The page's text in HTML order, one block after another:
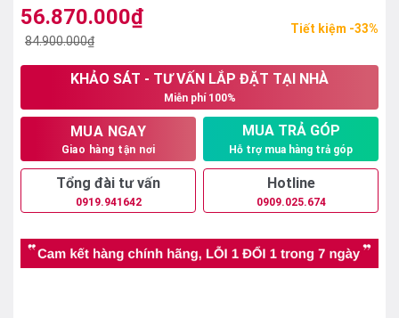
xếp
hạng
584.900.000₫
Giá
gốc
84.900.000₫.
56.870.000₫
Giá
hiện
Tiết kiệm -33%
KHẢO SÁT - TƯ VẤN LẮP ĐẶT TẠI NHÀ
Miễn phí 100%
MUA NGAY
Giao hàng tận nơi
MUA TRẢ GÓP
Hỗ trợ mua hàng trả góp
Tổng đài tư vấn
0919.941642
Hotline
0909.025.674